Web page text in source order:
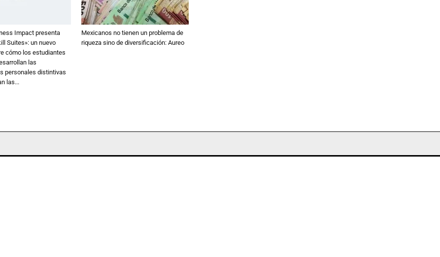
Impact presenta
Suites»: un nuevo
cómo los estudiantes
las
personales distintivas
las...
Mexicanos no tienen un problema de
riqueza sino de diversificación: Aureo